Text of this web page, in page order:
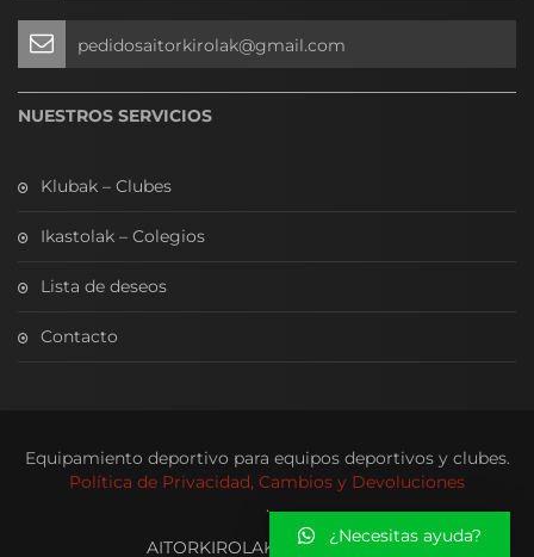
pedidosaitorkirolak@gmail.com
NUESTROS SERVICIOS
Klubak – Clubes
Ikastolak – Colegios
Lista de deseos
Contacto
Equipamiento deportivo para equipos deportivos y clubes.
Política de Privacidad, Cambios y Devoluciones
.
AITORKIROLAKOUTLET.COM
¿Necesitas ayuda?